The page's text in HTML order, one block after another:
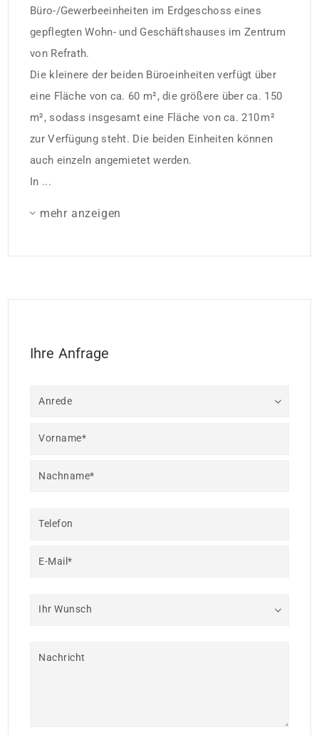
Büro-/Gewerbeeinheiten im Erdgeschoss eines
gepflegten Wohn- und Geschäftshauses im Zentrum
von Refrath.
Die kleinere der beiden Büroeinheiten verfügt über
eine Fläche von ca. 60 m², die größere über ca. 150
m², sodass insgesamt eine Fläche von ca. 210 m²
zur Verfügung steht. Die beiden Einheiten können
auch einzeln angemietet werden.
In ...
mehr anzeigen
Ihre Anfrage
Anrede
Vorname*
Nachname*
Telefon
E-Mail*
Ihr Wunsch
Nachricht